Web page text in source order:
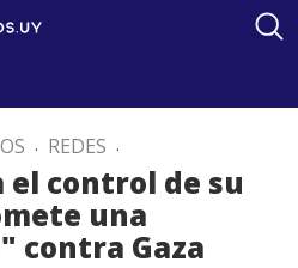
. REDES .
control de su
una
contra Gaza